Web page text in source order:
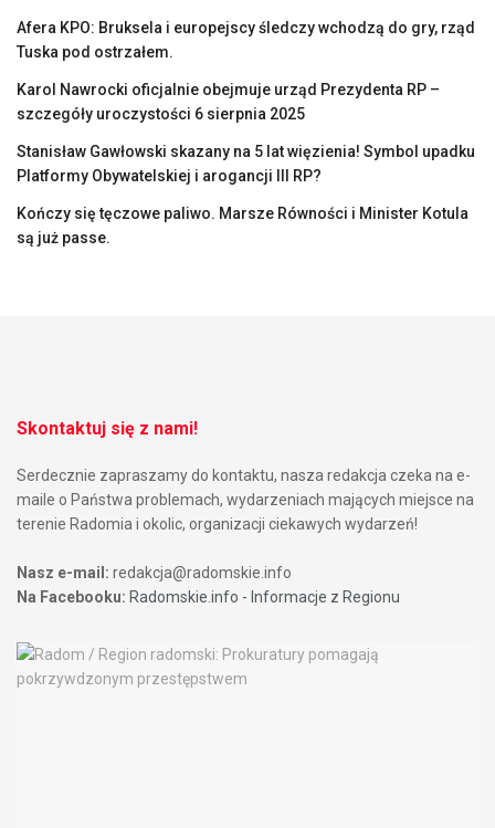
Afera KPO: Bruksela i europejscy śledczy wchodzą do gry, rząd
Tuska pod ostrzałem.
Karol Nawrocki oficjalnie obejmuje urząd Prezydenta RP –
szczegóły uroczystości 6 sierpnia 2025
Stanisław Gawłowski skazany na 5 lat więzienia! Symbol upadku
Platformy Obywatelskiej i arogancji III RP?
Kończy się tęczowe paliwo. Marsze Równości i Minister Kotula
są już passe.
Skontaktuj się z nami!
Serdecznie zapraszamy do kontaktu, nasza redakcja czeka na e-
maile o Państwa problemach, wydarzeniach mających miejsce na
terenie Radomia i okolic, organizacji ciekawych wydarzeń!
Nasz e-mail: redakcja@radomskie.info
Na Facebooku: Radomskie.info - Informacje z Regionu